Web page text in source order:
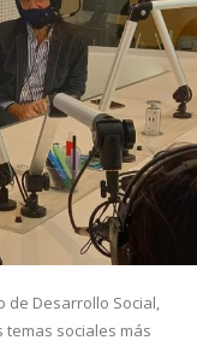
de Desarrollo Social,
temas sociales más